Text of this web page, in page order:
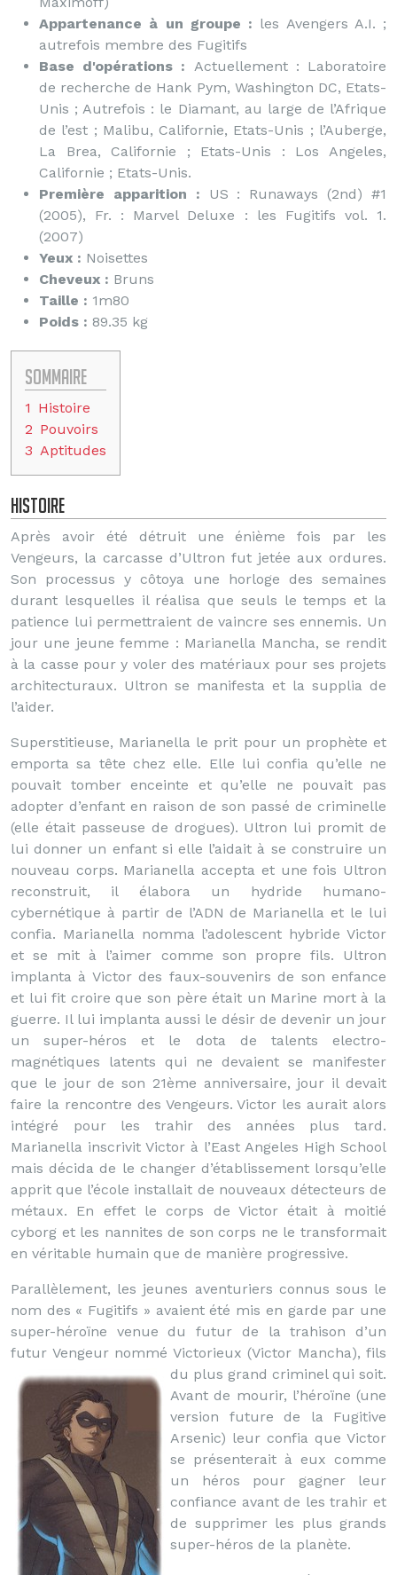
Appartenance à un groupe : les Avengers A.I. ;
autrefois membre des Fugitifs
Base d'opérations : Actuellement : Laboratoire
de recherche de Hank Pym, Washington DC, Etats-
Unis ; Autrefois : le Diamant, au large de l’Afrique
de l’est ; Malibu, Californie, Etats-Unis ; l’Auberge,
La Brea, Californie ; Etats-Unis : Los Angeles,
Californie ; Etats-Unis.
Première apparition : US : Runaways (2nd) #1
(2005), Fr. : Marvel Deluxe : les Fugitifs vol. 1.
(2007)
Yeux : Noisettes
Cheveux : Bruns
Taille : 1m80
Poids : 89.35 kg
Sommaire
1 Histoire
2 Pouvoirs
3 Aptitudes
Histoire
Après avoir été détruit une énième fois par les
Vengeurs, la carcasse d’Ultron fut jetée aux ordures.
Son processus y côtoya une horloge des semaines
durant lesquelles il réalisa que seuls le temps et la
patience lui permettraient de vaincre ses ennemis. Un
jour une jeune femme : Marianella Mancha, se rendit
à la casse pour y voler des matériaux pour ses projets
architecturaux. Ultron se manifesta et la supplia de
l’aider.
Superstitieuse, Marianella le prit pour un prophète et
emporta sa tête chez elle. Elle lui confia qu’elle ne
pouvait tomber enceinte et qu’elle ne pouvait pas
adopter d’enfant en raison de son passé de criminelle
(elle était passeuse de drogues). Ultron lui promit de
lui donner un enfant si elle l’aidait à se construire un
nouveau corps. Marianella accepta et une fois Ultron
reconstruit, il élabora un hydride humano-
cybernétique à partir de l’ADN de Marianella et le lui
confia. Marianella nomma l’adolescent hybride Victor
et se mit à l’aimer comme son propre fils. Ultron
implanta à Victor des faux-souvenirs de son enfance
et lui fit croire que son père était un Marine mort à la
guerre. Il lui implanta aussi le désir de devenir un jour
un super-héros et le dota de talents electro-
magnétiques latents qui ne devaient se manifester
que le jour de son 21ème anniversaire, jour il devait
faire la rencontre des Vengeurs. Victor les aurait alors
intégré pour les trahir des années plus tard.
Marianella inscrivit Victor à l’East Angeles High School
mais décida de le changer d’établissement lorsqu’elle
apprit que l’école installait de nouveaux détecteurs de
métaux. En effet le corps de Victor était à moitié
cyborg et les nannites de son corps ne le transformait
en véritable humain que de manière progressive.
Parallèlement, les jeunes aventuriers connus sous le
nom des « Fugitifs » avaient été mis en garde par une
super-héroïne venue du futur de la trahison d’un
futur Vengeur nommé Victorieux (Victor Mancha), fils
du plus grand criminel qui soit.
Avant de mourir, l’héroïne (une
version future de la Fugitive
Arsenic) leur confia que Victor
se présenterait à eux comme
un héros pour gagner leur
confiance avant de les trahir et
de supprimer les plus grands
super-héros de la planète.